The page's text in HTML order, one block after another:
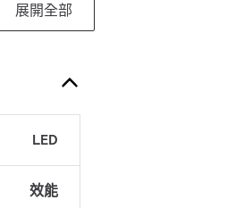
展開全部
LED
效能